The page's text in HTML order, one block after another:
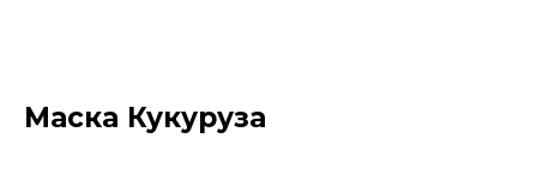
Маска Кукуруза